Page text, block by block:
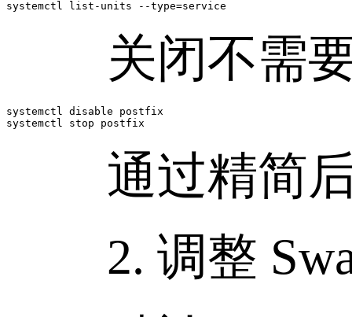
systemctl list-units --type=service
关闭不需要
systemctl disable postfix
systemctl stop postfix
通过精简后
2. 调整